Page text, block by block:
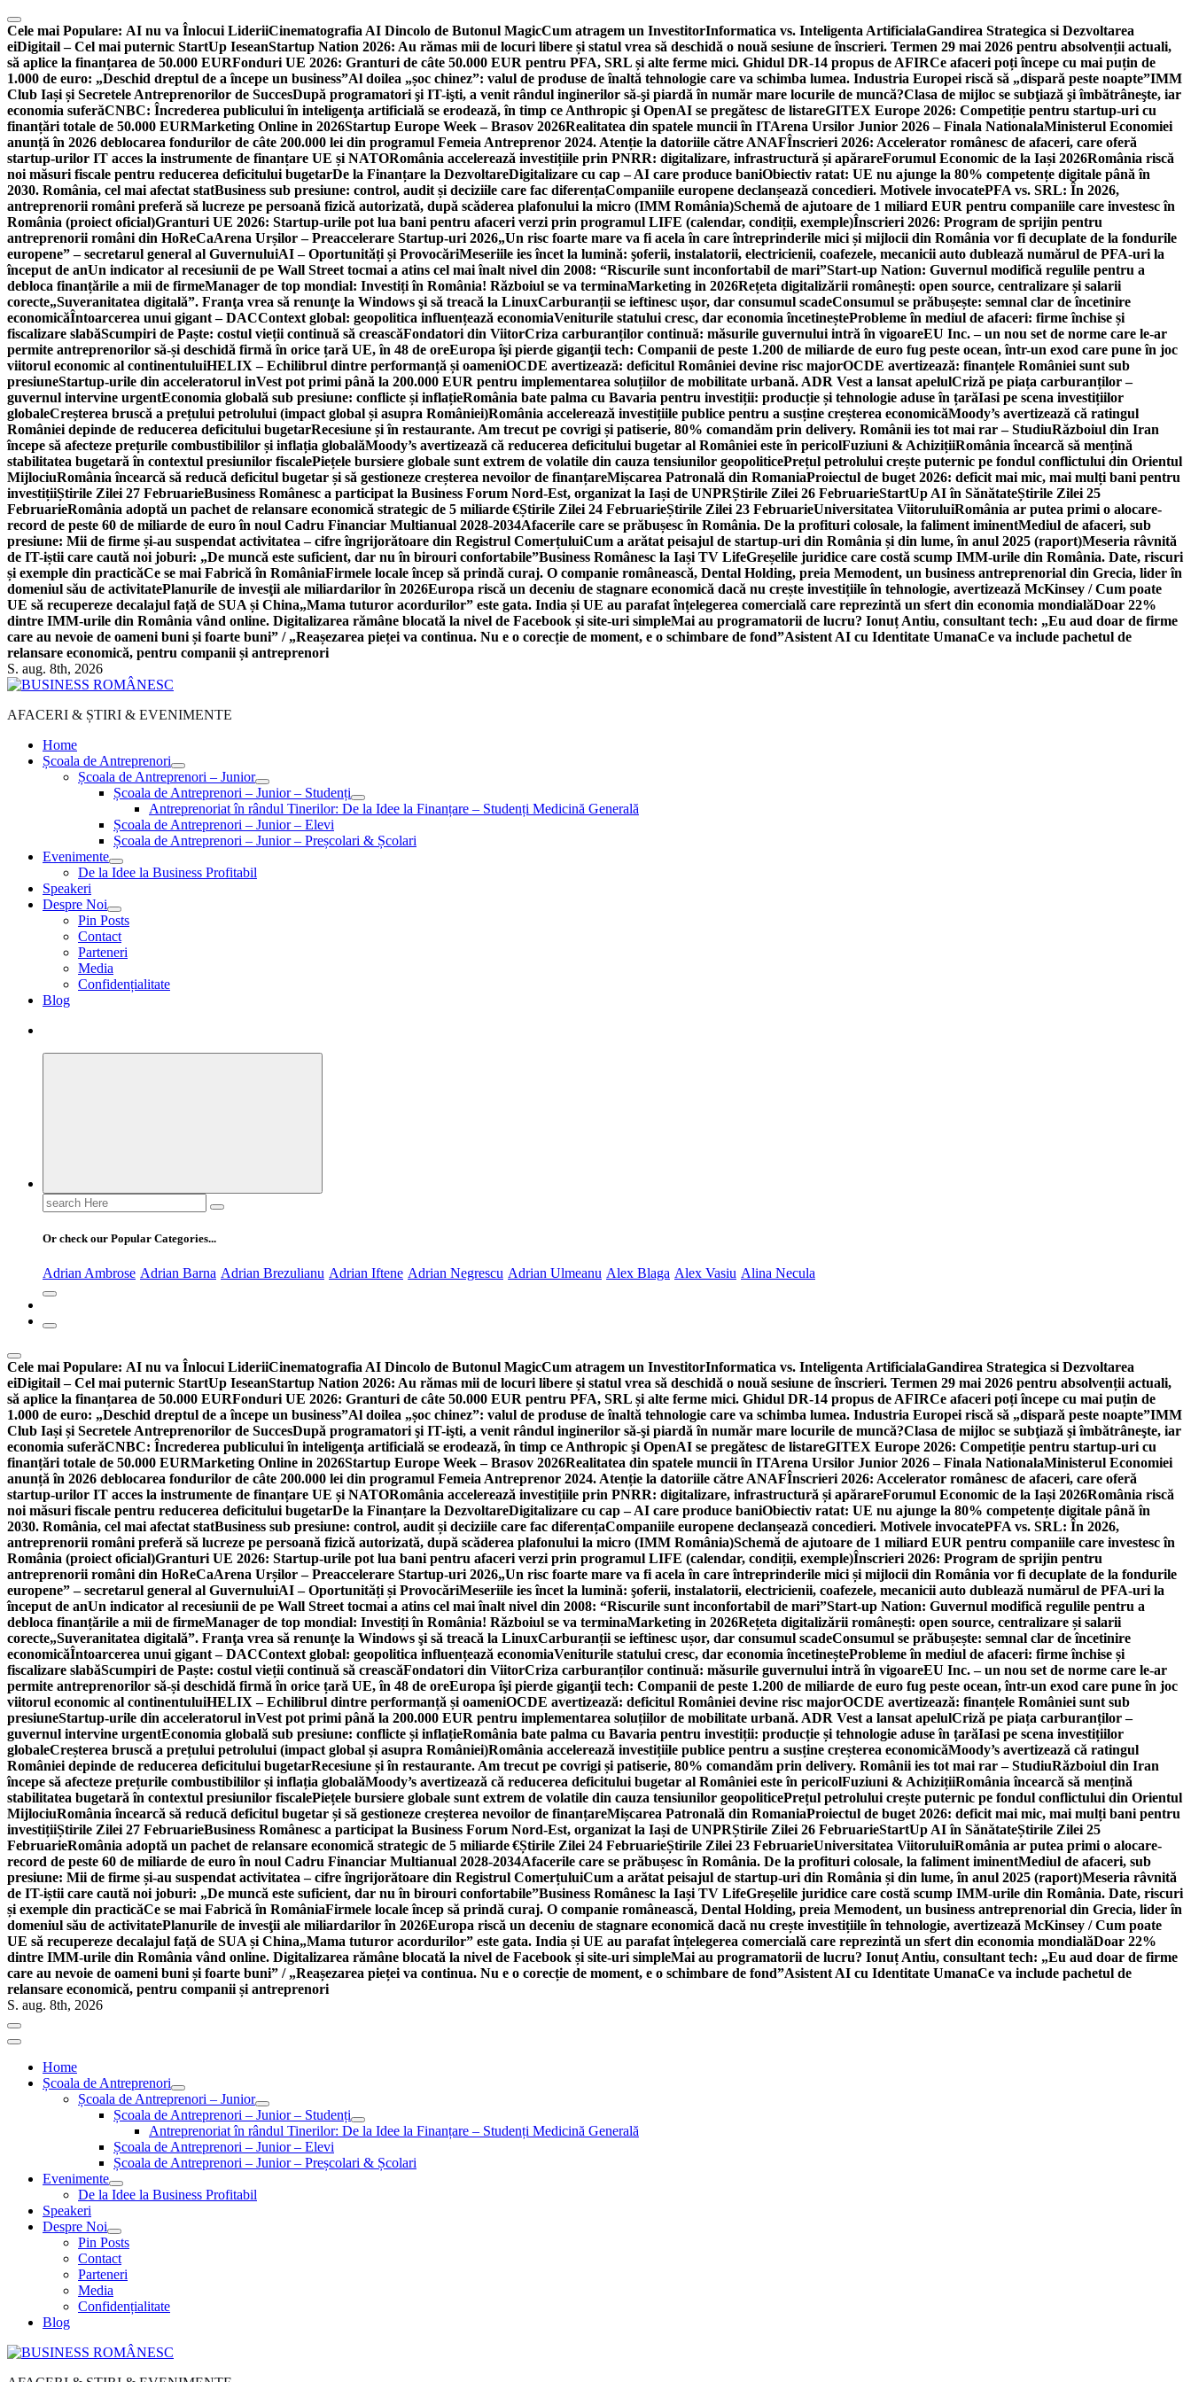
Skip
to
content
Cele mai Populare: AI nu va Înlocui LideriiCinematografia AI Dincolo de Butonul MagicCum atragem un InvestitorInformatica vs. Inteligenta ArtificialaGandirea Strategica si Dezvoltarea
eiDigitail – Cel mai puternic StartUp IeseanStartup Nation 2026: Au rămas mii de locuri libere și statul vrea să deschidă o nouă sesiune de înscrieri. Termen 29 mai 2026 pentru absolvenții actuali,
să aplice la finanțarea de 50.000 EURFonduri UE 2026: Granturi de câte 50.000 EUR pentru PFA, SRL și alte ferme mici. Ghidul DR-14 propus de AFIRCe afaceri poți începe cu mai puțin de
1.000 de euro: „Deschid dreptul de a începe un business”Al doilea „șoc chinez”: valul de produse de înaltă tehnologie care va schimba lumea. Industria Europei riscă să „dispară peste noapte”IMM
Club Iași și Secretele Antreprenorilor de SuccesDupă programatori şi IT-işti, a venit rândul inginerilor să-şi piardă în număr mare locurile de muncă?Clasa de mijloc se subţiază şi îmbătrâneşte, iar
economia suferăCNBC: Încrederea publicului în inteligenţa artificială se erodează, în timp ce Anthropic şi OpenAI se pregătesc de listareGITEX Europe 2026: Competiție pentru startup-uri cu
finanțări totale de 50.000 EURMarketing Online in 2026Startup Europe Week – Brasov 2026Realitatea din spatele muncii în ITArena Ursilor Junior 2026 – Finala NationalaMinisterul Economiei
anunță în 2026 deblocarea fondurilor de câte 200.000 lei din programul Femeia Antreprenor 2024. Atenție la datoriile către ANAFÎnscrieri 2026: Accelerator românesc de afaceri, care oferă
startup-urilor IT acces la instrumente de finanțare UE și NATORomânia accelerează investițiile prin PNRR: digitalizare, infrastructură și apărareForumul Economic de la Iași 2026România riscă
noi măsuri fiscale pentru reducerea deficitului bugetarDe la Finanțare la DezvoltareDigitalizare cu cap – AI care produce baniObiectiv ratat: UE nu ajunge la 80% competențe digitale până în
2030. România, cel mai afectat statBusiness sub presiune: control, audit și deciziile care fac diferențaCompaniile europene declanșează concedieri. Motivele invocatePFA vs. SRL: În 2026,
antreprenorii români preferă să lucreze pe persoană fizică autorizată, după scăderea plafonului la micro (IMM România)Schemă de ajutoare de 1 miliard EUR pentru companiile care investesc în
România (proiect oficial)Granturi UE 2026: Startup-urile pot lua bani pentru afaceri verzi prin programul LIFE (calendar, condiții, exemple)Înscrieri 2026: Program de sprijin pentru
antreprenorii români din HoReCaArena Urșilor – Preaccelerare Startup-uri 2026„Un risc foarte mare va fi acela în care întreprinderile mici și mijlocii din România vor fi decuplate de la fondurile
europene” – secretarul general al GuvernuluiAI – Oportunități și ProvocăriMeseriile ies încet la lumină: şoferii, instalatorii, electricienii, coafezele, mecanicii auto dublează numărul de PFA-uri la
început de anUn indicator al recesiunii de pe Wall Street tocmai a atins cel mai înalt nivel din 2008: “Riscurile sunt inconfortabil de mari”Start-up Nation: Guvernul modifică regulile pentru a
debloca finanțările a mii de firmeManager de top mondial: Investiți în România! Războiul se va terminaMarketing in 2026Rețeta digitalizării românești: open source, centralizare și salarii
corecte„Suveranitatea digitală”. Franţa vrea să renunţe la Windows şi să treacă la LinuxCarburanții se ieftinesc ușor, dar consumul scadeConsumul se prăbușește: semnal clar de încetinire
economicăÎntoarcerea unui gigant – DACContext global: geopolitica influențează economiaVeniturile statului cresc, dar economia încetineșteProbleme în mediul de afaceri: firme închise și
fiscalizare slabăScumpiri de Paște: costul vieții continuă să creascăFondatori din ViitorCriza carburanților continuă: măsurile guvernului intră în vigoareEU Inc. – un nou set de norme care le-ar
permite antreprenorilor să-și deschidă firmă în orice țară UE, în 48 de oreEuropa îşi pierde giganţii tech: Companii de peste 1.200 de miliarde de euro fug peste ocean, într-un exod care pune în joc
viitorul economic al continentuluiHELIX – Echilibrul dintre performanță și oameniOCDE avertizează: deficitul României devine risc majorOCDE avertizează: finanțele României sunt sub
presiuneStartup-urile din acceleratorul inVest pot primi până la 200.000 EUR pentru implementarea soluțiilor de mobilitate urbană. ADR Vest a lansat apelulCriză pe piața carburanților –
guvernul intervine urgentEconomia globală sub presiune: conflicte și inflațieRomânia bate palma cu Bavaria pentru investiții: producție și tehnologie aduse în țarăIasi pe scena investițiilor
globaleCreșterea bruscă a prețului petrolului (impact global și asupra României)România accelerează investițiile publice pentru a susține creșterea economicăMoody’s avertizează că ratingul
României depinde de reducerea deficitului bugetarRecesiune și în restaurante. Am trecut pe covrigi și patiserie, 80% comandăm prin delivery. Românii ies tot mai rar – StudiuRăzboiul din Iran
începe să afecteze prețurile combustibililor și inflația globalăMoody’s avertizează că reducerea deficitului bugetar al României este în pericolFuziuni & AchizițiiRomânia încearcă să mențină
stabilitatea bugetară în contextul presiunilor fiscalePiețele bursiere globale sunt extrem de volatile din cauza tensiunilor geopoliticePrețul petrolului crește puternic pe fondul conflictului din Orientul
MijlociuRomânia încearcă să reducă deficitul bugetar și să gestioneze creșterea nevoilor de finanțareMișcarea Patronală din RomaniaProiectul de buget 2026: deficit mai mic, mai mulți bani pentru
investițiiȘtirile Zilei 27 FebruarieBusiness Românesc a participat la Business Forum Nord-Est, organizat la Iași de UNPRȘtirile Zilei 26 FebruarieStartUp AI în SănătateȘtirile Zilei 25
FebruarieRomânia adoptă un pachet de relansare economică strategic de 5 miliarde €Știrile Zilei 24 FebruarieȘtirile Zilei 23 FebruarieUniversitatea ViitoruluiRomânia ar putea primi o alocare-
record de peste 60 de miliarde de euro în noul Cadru Financiar Multianual 2028-2034Afacerile care se prăbușesc în România. De la profituri colosale, la faliment iminentMediul de afaceri, sub
presiune: Mii de firme și-au suspendat activitatea – cifre îngrijorătoare din Registrul ComerțuluiCum a arătat peisajul de startup-uri din România și din lume, în anul 2025 (raport)Meseria râvnită
de IT-iștii care caută noi joburi: „De muncă este suficient, dar nu în birouri confortabile”Business Românesc la Iași TV LifeGreșelile juridice care costă scump IMM-urile din România. Date, riscuri
și exemple din practicăCe se mai Fabrică în RomâniaFirmele locale încep să prindă curaj. O companie românească, Dental Holding, preia Memodent, un business antreprenorial din Grecia, lider în
domeniul său de activitatePlanurile de invesţii ale miliardarilor în 2026Europa riscă un deceniu de stagnare economică dacă nu crește investițiile în tehnologie, avertizează McKinsey / Cum poate
UE să recupereze decalajul față de SUA și China„Mama tuturor acordurilor” este gata. India și UE au parafat înțelegerea comercială care reprezintă un sfert din economia mondialăDoar 22%
dintre IMM-urile din România vând online. Digitalizarea rămâne blocată la nivel de Facebook și site-uri simpleMai au programatorii de lucru? Ionuț Antiu, consultant tech: „Eu aud doar de firme
care au nevoie de oameni buni și foarte buni” / „Reașezarea pieței va continua. Nu e o corecție de moment, e o schimbare de fond”Asistent AI cu Identitate UmanaCe va include pachetul de
relansare economică, pentru companii și antreprenori
S. aug. 8th, 2026
AFACERI & ȘTIRI & EVENIMENTE
Home
Școala de Antreprenori
Școala de Antreprenori – Junior
Școala de Antreprenori – Junior – Studenți
Antreprenoriat în rândul Tinerilor: De la Idee la Finanțare – Studenți Medicină Generală
Școala de Antreprenori – Junior – Elevi
Școala de Antreprenori – Junior – Preșcolari & Școlari
Evenimente
De la Idee la Business Profitabil
Speakeri
Despre Noi
Pin Posts
Contact
Parteneri
Media
Confidențialitate
Blog
Search
for:
Or check our Popular Categories...
Adrian Ambrose Adrian Barna Adrian Brezulianu Adrian Iftene Adrian Negrescu Adrian Ulmeanu Alex Blaga Alex Vasiu Alina Necula
Cele mai Populare: AI nu va Înlocui LideriiCinematografia AI Dincolo de Butonul MagicCum atragem un InvestitorInformatica vs. Inteligenta ArtificialaGandirea Strategica si Dezvoltarea
eiDigitail – Cel mai puternic StartUp IeseanStartup Nation 2026: Au rămas mii de locuri libere și statul vrea să deschidă o nouă sesiune de înscrieri. Termen 29 mai 2026 pentru absolvenții actuali,
să aplice la finanțarea de 50.000 EURFonduri UE 2026: Granturi de câte 50.000 EUR pentru PFA, SRL și alte ferme mici. Ghidul DR-14 propus de AFIRCe afaceri poți începe cu mai puțin de
1.000 de euro: „Deschid dreptul de a începe un business”Al doilea „șoc chinez”: valul de produse de înaltă tehnologie care va schimba lumea. Industria Europei riscă să „dispară peste noapte”IMM
Club Iași și Secretele Antreprenorilor de SuccesDupă programatori şi IT-işti, a venit rândul inginerilor să-şi piardă în număr mare locurile de muncă?Clasa de mijloc se subţiază şi îmbătrâneşte, iar
economia suferăCNBC: Încrederea publicului în inteligenţa artificială se erodează, în timp ce Anthropic şi OpenAI se pregătesc de listareGITEX Europe 2026: Competiție pentru startup-uri cu
finanțări totale de 50.000 EURMarketing Online in 2026Startup Europe Week – Brasov 2026Realitatea din spatele muncii în ITArena Ursilor Junior 2026 – Finala NationalaMinisterul Economiei
anunță în 2026 deblocarea fondurilor de câte 200.000 lei din programul Femeia Antreprenor 2024. Atenție la datoriile către ANAFÎnscrieri 2026: Accelerator românesc de afaceri, care oferă
startup-urilor IT acces la instrumente de finanțare UE și NATORomânia accelerează investițiile prin PNRR: digitalizare, infrastructură și apărareForumul Economic de la Iași 2026România riscă
noi măsuri fiscale pentru reducerea deficitului bugetarDe la Finanțare la DezvoltareDigitalizare cu cap – AI care produce baniObiectiv ratat: UE nu ajunge la 80% competențe digitale până în
2030. România, cel mai afectat statBusiness sub presiune: control, audit și deciziile care fac diferențaCompaniile europene declanșează concedieri. Motivele invocatePFA vs. SRL: În 2026,
antreprenorii români preferă să lucreze pe persoană fizică autorizată, după scăderea plafonului la micro (IMM România)Schemă de ajutoare de 1 miliard EUR pentru companiile care investesc în
România (proiect oficial)Granturi UE 2026: Startup-urile pot lua bani pentru afaceri verzi prin programul LIFE (calendar, condiții, exemple)Înscrieri 2026: Program de sprijin pentru
antreprenorii români din HoReCaArena Urșilor – Preaccelerare Startup-uri 2026„Un risc foarte mare va fi acela în care întreprinderile mici și mijlocii din România vor fi decuplate de la fondurile
europene” – secretarul general al GuvernuluiAI – Oportunități și ProvocăriMeseriile ies încet la lumină: şoferii, instalatorii, electricienii, coafezele, mecanicii auto dublează numărul de PFA-uri la
început de anUn indicator al recesiunii de pe Wall Street tocmai a atins cel mai înalt nivel din 2008: “Riscurile sunt inconfortabil de mari”Start-up Nation: Guvernul modifică regulile pentru a
debloca finanțările a mii de firmeManager de top mondial: Investiți în România! Războiul se va terminaMarketing in 2026Rețeta digitalizării românești: open source, centralizare și salarii
corecte„Suveranitatea digitală”. Franţa vrea să renunţe la Windows şi să treacă la LinuxCarburanții se ieftinesc ușor, dar consumul scadeConsumul se prăbușește: semnal clar de încetinire
economicăÎntoarcerea unui gigant – DACContext global: geopolitica influențează economiaVeniturile statului cresc, dar economia încetineșteProbleme în mediul de afaceri: firme închise și
fiscalizare slabăScumpiri de Paște: costul vieții continuă să creascăFondatori din ViitorCriza carburanților continuă: măsurile guvernului intră în vigoareEU Inc. – un nou set de norme care le-ar
permite antreprenorilor să-și deschidă firmă în orice țară UE, în 48 de oreEuropa îşi pierde giganţii tech: Companii de peste 1.200 de miliarde de euro fug peste ocean, într-un exod care pune în joc
viitorul economic al continentuluiHELIX – Echilibrul dintre performanță și oameniOCDE avertizează: deficitul României devine risc majorOCDE avertizează: finanțele României sunt sub
presiuneStartup-urile din acceleratorul inVest pot primi până la 200.000 EUR pentru implementarea soluțiilor de mobilitate urbană. ADR Vest a lansat apelulCriză pe piața carburanților –
guvernul intervine urgentEconomia globală sub presiune: conflicte și inflațieRomânia bate palma cu Bavaria pentru investiții: producție și tehnologie aduse în țarăIasi pe scena investițiilor
globaleCreșterea bruscă a prețului petrolului (impact global și asupra României)România accelerează investițiile publice pentru a susține creșterea economicăMoody’s avertizează că ratingul
României depinde de reducerea deficitului bugetarRecesiune și în restaurante. Am trecut pe covrigi și patiserie, 80% comandăm prin delivery. Românii ies tot mai rar – StudiuRăzboiul din Iran
începe să afecteze prețurile combustibililor și inflația globalăMoody’s avertizează că reducerea deficitului bugetar al României este în pericolFuziuni & AchizițiiRomânia încearcă să mențină
stabilitatea bugetară în contextul presiunilor fiscalePiețele bursiere globale sunt extrem de volatile din cauza tensiunilor geopoliticePrețul petrolului crește puternic pe fondul conflictului din Orientul
MijlociuRomânia încearcă să reducă deficitul bugetar și să gestioneze creșterea nevoilor de finanțareMișcarea Patronală din RomaniaProiectul de buget 2026: deficit mai mic, mai mulți bani pentru
investițiiȘtirile Zilei 27 FebruarieBusiness Românesc a participat la Business Forum Nord-Est, organizat la Iași de UNPRȘtirile Zilei 26 FebruarieStartUp AI în SănătateȘtirile Zilei 25
FebruarieRomânia adoptă un pachet de relansare economică strategic de 5 miliarde €Știrile Zilei 24 FebruarieȘtirile Zilei 23 FebruarieUniversitatea ViitoruluiRomânia ar putea primi o alocare-
record de peste 60 de miliarde de euro în noul Cadru Financiar Multianual 2028-2034Afacerile care se prăbușesc în România. De la profituri colosale, la faliment iminentMediul de afaceri, sub
presiune: Mii de firme și-au suspendat activitatea – cifre îngrijorătoare din Registrul ComerțuluiCum a arătat peisajul de startup-uri din România și din lume, în anul 2025 (raport)Meseria râvnită
de IT-iștii care caută noi joburi: „De muncă este suficient, dar nu în birouri confortabile”Business Românesc la Iași TV LifeGreșelile juridice care costă scump IMM-urile din România. Date, riscuri
și exemple din practicăCe se mai Fabrică în RomâniaFirmele locale încep să prindă curaj. O companie românească, Dental Holding, preia Memodent, un business antreprenorial din Grecia, lider în
domeniul său de activitatePlanurile de invesţii ale miliardarilor în 2026Europa riscă un deceniu de stagnare economică dacă nu crește investițiile în tehnologie, avertizează McKinsey / Cum poate
UE să recupereze decalajul față de SUA și China„Mama tuturor acordurilor” este gata. India și UE au parafat înțelegerea comercială care reprezintă un sfert din economia mondialăDoar 22%
dintre IMM-urile din România vând online. Digitalizarea rămâne blocată la nivel de Facebook și site-uri simpleMai au programatorii de lucru? Ionuț Antiu, consultant tech: „Eu aud doar de firme
care au nevoie de oameni buni și foarte buni” / „Reașezarea pieței va continua. Nu e o corecție de moment, e o schimbare de fond”Asistent AI cu Identitate UmanaCe va include pachetul de
relansare economică, pentru companii și antreprenori
S. aug. 8th, 2026
Home
Școala de Antreprenori
Școala de Antreprenori – Junior
Școala de Antreprenori – Junior – Studenți
Antreprenoriat în rândul Tinerilor: De la Idee la Finanțare – Studenți Medicină Generală
Școala de Antreprenori – Junior – Elevi
Școala de Antreprenori – Junior – Preșcolari & Școlari
Evenimente
De la Idee la Business Profitabil
Speakeri
Despre Noi
Pin Posts
Contact
Parteneri
Media
Confidențialitate
Blog